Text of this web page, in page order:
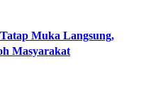
Muka Langsung,
Masyarakat